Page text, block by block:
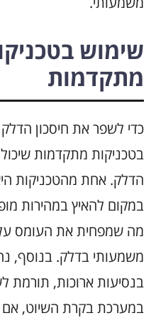
שימוש
מתקדמות
כדי לשפר את חיסכון הדלק
בטכניקות מתקדמות
הדלק. אחת מהטכניקות
במקום להאיץ במהירות
מה שמפחית את העומס על
משמעותי בדלק. בנוסף,
בנסיעות ארוכות, תורמת
במערכת בקרת השיוט, אם